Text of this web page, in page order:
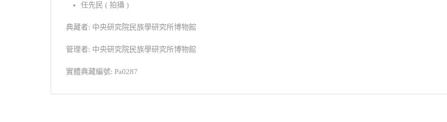
任先民 ( 拍攝 )
典藏者: 中央研究院民族學研究所博物館
管理者: 中央研究院民族學研究所博物館
實體典藏編號: Pa0287